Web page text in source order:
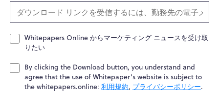
Whitepapers Online からマーケティング ニュースを受け取
りたい
By clicking the Download button, you understand and
agree that the use of Whitepaper's website is subject to
the whitepapers.online: 利用規約, プライバシーポリシー.